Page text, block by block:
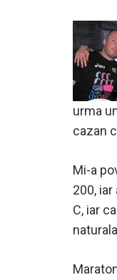
urma
cazan
Mi-a
200,
C, iar